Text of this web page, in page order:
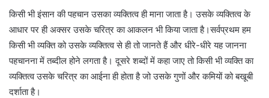
किसी भी इंसान की पहचान उसका व्यक्तित्व ही माना जाता है। उसके व्यक्तित्व के
आधार पर ही अक्सर उसके चरित्र का आकलन भी किया जाता है।सर्वप्रथम हम
किसी भी व्यक्ति को उसके व्यक्तित्व से ही तो जानते हैं और धीरे-धीरे यह जानना
पहचानना में तब्दील होने लगता है। दूसरे शब्दों में कहा जाए तो किसी भी व्यक्ति का
व्यक्तित्व उसके चरित्र का आईना ही होता है जो उसके गुणों और कमियों को बखूबी
दर्शाता है।